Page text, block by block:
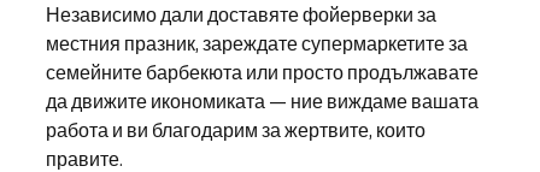
Независимо дали доставяте фойерверки за
местния празник, зареждате супермаркетите за
семейните барбекюта или просто продължавате
да движите икономиката — ние виждаме вашата
работа и ви благодарим за жертвите, които
правите.